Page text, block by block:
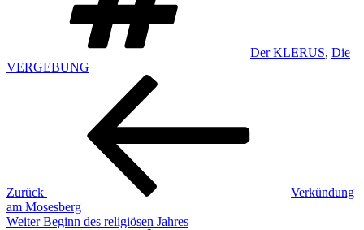
Der KLERUS, Die
VERGEBUNG
Beitragsnavigation
Zurück
Verkündung
am Mosesberg
Nächster
Weiter Beginn des religiösen Jahres